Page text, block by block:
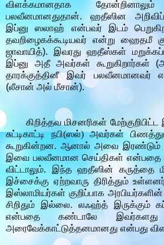
விளக்கமானதாக
பலவீனமானதுதான். ஹதீஸின
இப்னு ஸலாஹ் என்பவர் இடம்
தவறிழைகக்கூடியவர் என்று ஹைதமீ
ஜாவாயித்). இவரது ஹதீஸ்கள்
இப்னு அதீ அவர்கள் கூறுகிறார்கள்
தாரக்குத்தினீ இவர் பலவீனமானவர்
(லீசான் அல் மீசான்).
கிறித்தவ மிசனரிகள்
சுட்டிகாட்டி நபி(ஸல்)அவர்கள்
கூறுகின்றன. ஆனால் அவை இரண்டும்
இவை பலவீனமான செய்திகள் என்பதை
விட்டாலும். இந்த ஹதீஸின் கருத்தை
இச்சைக்கு ஏற்றவாரு திரித்தும்
இஸ்லாமியர்கள் குறிப்பாக அரபியர்களின்
சிறிதும் இல்லை. லஃஹ்த் இருக்கும்
என்பதை கண்டாலே இவர்களது
அரைவேக்காட்டுத்தனமானது என்பது